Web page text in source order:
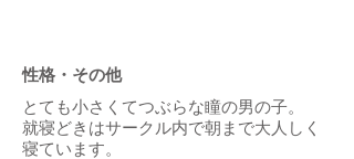
性格・その他
とても小さくてつぶらな瞳の男の子。
就寝どきはサークル内で朝まで大人しく
寝ています。